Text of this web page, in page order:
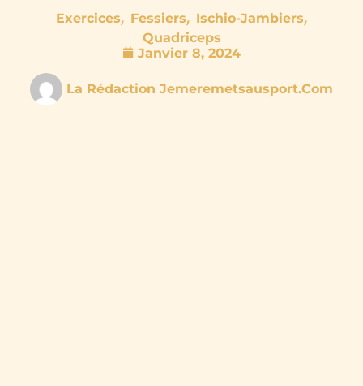
Exercices, Fessiers, Ischio-Jambiers,
Quadriceps
Janvier 8, 2024
La Rédaction Jemeremetsausport.com